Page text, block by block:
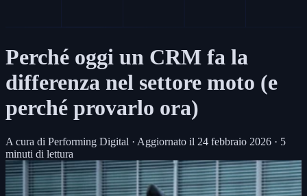
Perché oggi un CRM fa la
differenza nel settore moto (e
perché provarlo ora)
A cura di Performing Digital · Aggiornato il 24 febbraio 2026 · 5
minuti di lettura